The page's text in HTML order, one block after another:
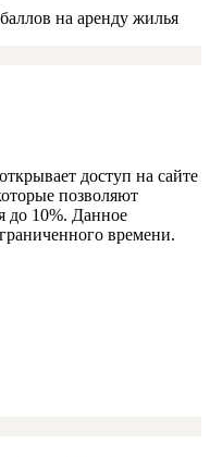
на аренду жилья
доступ на сайте
позволяют
до 10%. Данное
времени.